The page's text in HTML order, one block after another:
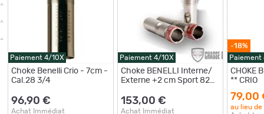
Paiement 4/10X
Choke Benelli Crio - 7cm -
Cal.28 3/4
96,90 €
Achat Immédiat
Paiement 4/10X
Choke BENELLI Interne/
Externe +2 cm Sport 828
153,00 €
Achat Immédiat
-18%
Paiement
CHOKE
** CRIO
79,00
au lieu de